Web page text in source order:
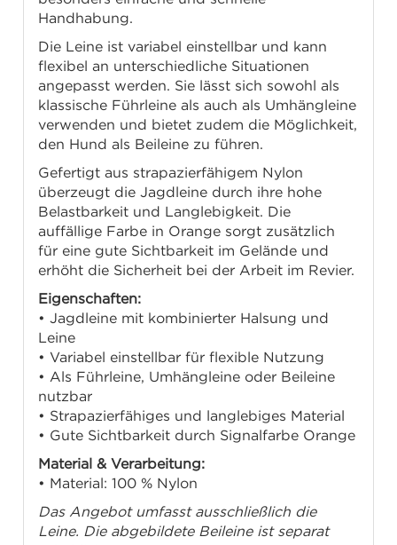
Handhabung.
Die Leine ist variabel einstellbar und kann
flexibel an unterschiedliche Situationen
angepasst werden. Sie lässt sich sowohl als
klassische Führleine als auch als Umhängleine
verwenden und bietet zudem die Möglichkeit,
den Hund als Beileine zu führen.
Gefertigt aus strapazierfähigem Nylon
überzeugt die Jagdleine durch ihre hohe
Belastbarkeit und Langlebigkeit. Die
auffällige Farbe in Orange sorgt zusätzlich
für eine gute Sichtbarkeit im Gelände und
erhöht die Sicherheit bei der Arbeit im Revier.
Eigenschaften:
• Jagdleine mit kombinierter Halsung und
Leine
• Variabel einstellbar für flexible Nutzung
• Als Führleine, Umhängleine oder Beileine
nutzbar
• Strapazierfähiges und langlebiges Material
• Gute Sichtbarkeit durch Signalfarbe Orange
Material & Verarbeitung:
• Material: 100 % Nylon
Das Angebot umfasst ausschließlich die
Leine. Die abgebildete Beileine ist separat